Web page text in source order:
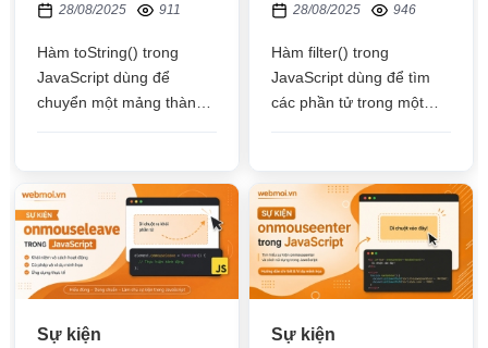
28/08/2025 911
Hàm toString() trong
JavaScript dùng để
chuyển một mảng thành
khác sang dạng chuỗi
28/08/2025 946
Hàm filter() trong
JavaScript dùng để tìm
các phần tử trong một
Sự kiện
Sự kiện